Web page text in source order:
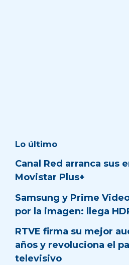
Lo último
Canal Red arranca sus
Movistar Plus+
Samsung y Prime
por la imagen: llega
RTVE firma su mejor
años y revoluciona el
televisivo